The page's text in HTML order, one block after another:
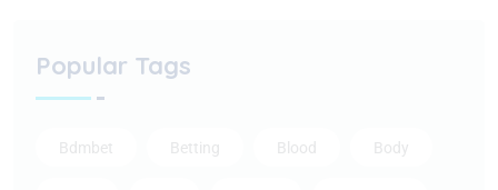
Popular Tags
Bdmbet Betting Blood Body